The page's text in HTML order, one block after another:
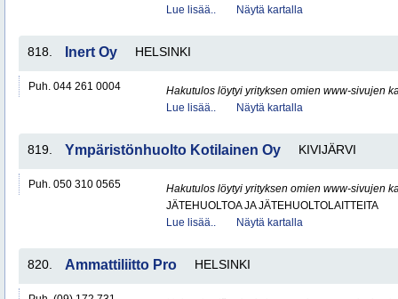
Lue lisää..
Näytä kartalla
818. Inert Oy HELSINKI
Puh. 044 261 0004
Hakutulos löytyi yrityksen omien www-sivujen
Lue lisää..
Näytä kartalla
819. Ympäristönhuolto Kotilainen Oy KIVIJÄRVI
Puh. 050 310 0565
Hakutulos löytyi yrityksen omien www-sivujen
JÄTEHUOLTOA JA JÄTEHUOLTOLAITTEITA
Lue lisää..
Näytä kartalla
820. Ammattiliitto Pro HELSINKI